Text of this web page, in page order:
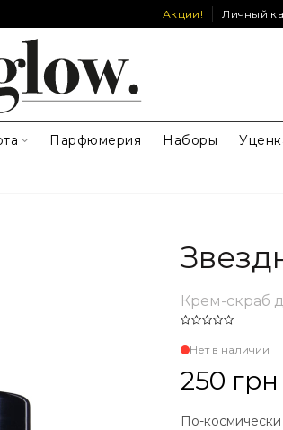
Акции! Личный
Парфюмерия Наборы
Крем-скраб
Нет в наличии
250 грн
По-